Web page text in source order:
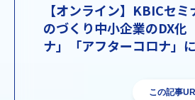
【オンライン】KBICセ
のづくり中小企業のDX
ナ」「アフターコロナ」
この記事